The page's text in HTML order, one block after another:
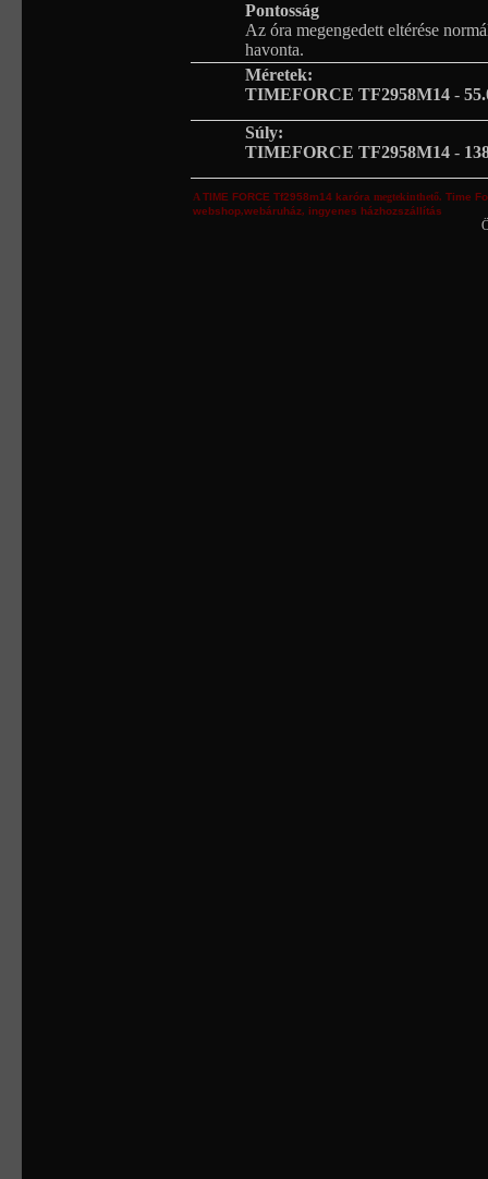
Pontosság
Az óra megengedett eltérése
havonta.
Méretek:
TIMEFORCE TF2958M14 -
Súly:
TIMEFORCE TF2958M14 -
ATIME FORCE Tf2958m14 karóra megtekinthető.Time
webshop,webáruház,ingyenes házhozszállítás